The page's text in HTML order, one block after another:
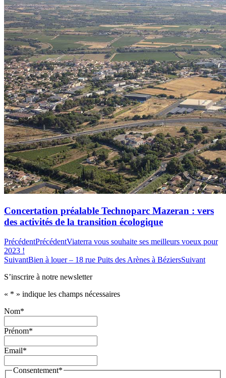
Concertation préalable Technoparc Mazeran : vers
des activités de la transition écologique
PrécédentPrécédentViaterra vous souhaite ses meilleurs voeux pour
2023 !
SuivantBien à louer – 18 rue Puits des Arènes à BéziersSuivant
S’inscrire à notre newsletter
« * » indique les champs nécessaires
Nom*
Prénom*
Email*
Consentement*